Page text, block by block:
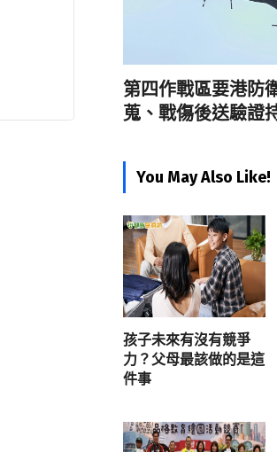
第四作戰區要港防
蒐、戰傷後送驗證
You May Also Like!
孩子未來有沒有競爭
力？父母最該做的是這
件事